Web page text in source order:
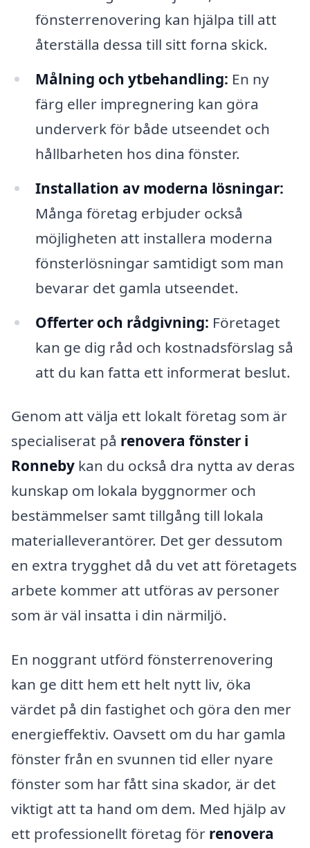
fönsterrenovering kan hjälpa till att
återställa dessa till sitt forna skick.
Målning och ytbehandling: En ny
färg eller impregnering kan göra
underverk för både utseendet och
hållbarheten hos dina fönster.
Installation av moderna lösningar:
Många företag erbjuder också
möjligheten att installera moderna
fönsterlösningar samtidigt som man
bevarar det gamla utseendet.
Offerter och rådgivning: Företaget
kan ge dig råd och kostnadsförslag så
att du kan fatta ett informerat beslut.
Genom att välja ett lokalt företag som är
specialiserat på renovera fönster i
Ronneby kan du också dra nytta av deras
kunskap om lokala byggnormer och
bestämmelser samt tillgång till lokala
materialleverantörer. Det ger dessutom
en extra trygghet då du vet att företagets
arbete kommer att utföras av personer
som är väl insatta i din närmiljö.
En noggrant utförd fönsterrenovering
kan ge ditt hem ett helt nytt liv, öka
värdet på din fastighet och göra den mer
energieffektiv. Oavsett om du har gamla
fönster från en svunnen tid eller nyare
fönster som har fått sina skador, är det
viktigt att ta hand om dem. Med hjälp av
ett professionellt företag för renovera